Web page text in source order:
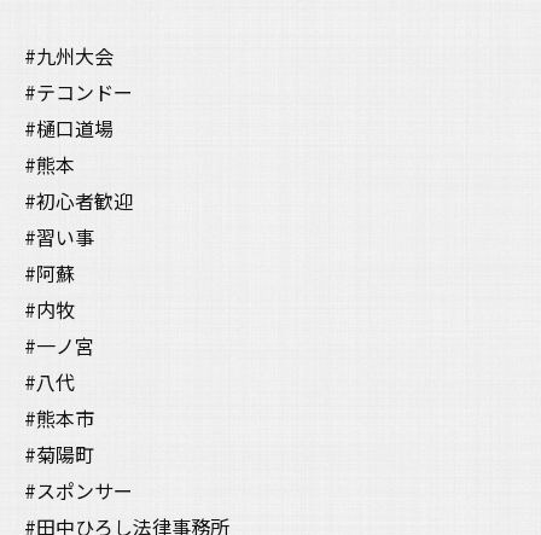
#九州大会
#テコンドー
#樋口道場
#熊本
#初心者歓迎
#習い事
#阿蘇
#内牧
#一ノ宮
#八代
#熊本市
#菊陽町
#スポンサー
#田中ひろし法律事務所